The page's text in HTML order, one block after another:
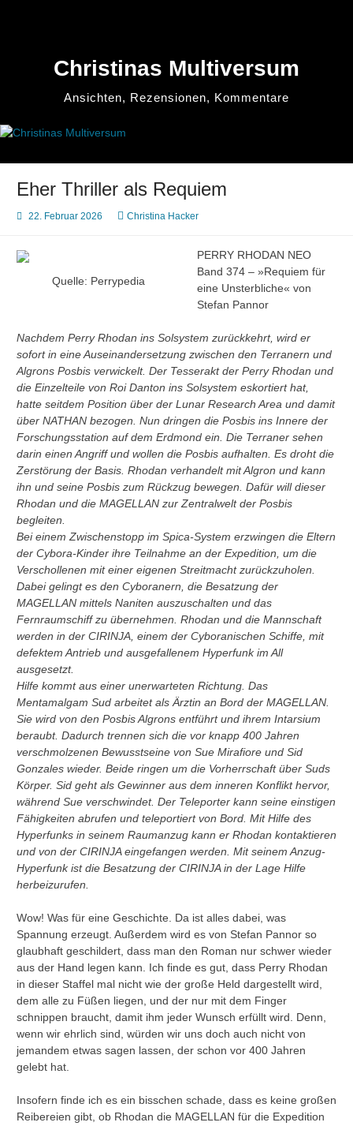
Christinas Multiversum
Ansichten, Rezensionen, Kommentare
Eher Thriller als Requiem
22. Februar 2026 Christina Hacker
Quelle: Perrypedia
PERRY RHODAN NEO
Band 374 – »Requiem für
eine Unsterbliche« von
Stefan Pannor
Nachdem Perry Rhodan ins Solsystem zurückkehrt, wird er
sofort in eine Auseinandersetzung zwischen den Terranern und
Algrons Posbis verwickelt. Der Tesserakt der Perry Rhodan und
die Einzelteile von Roi Danton ins Solsystem eskortiert hat,
hatte seitdem Position über der Lunar Research Area und damit
über NATHAN bezogen. Nun dringen die Posbis ins Innere der
Forschungsstation auf dem Erdmond ein. Die Terraner sehen
darin einen Angriff und wollen die Posbis aufhalten. Es droht die
Zerstörung der Basis. Rhodan verhandelt mit Algron und kann
ihn und seine Posbis zum Rückzug bewegen. Dafür will dieser
Rhodan und die MAGELLAN zur Zentralwelt der Posbis
begleiten.
Bei einem Zwischenstopp im Spica-System erzwingen die Eltern
der Cybora-Kinder ihre Teilnahme an der Expedition, um die
Verschollenen mit einer eigenen Streitmacht zurückzuholen.
Dabei gelingt es den Cyboranern, die Besatzung der
MAGELLAN mittels Naniten auszuschalten und das
Fernraumschiff zu übernehmen. Rhodan und die Mannschaft
werden in der CIRINJA, einem der Cyboranischen Schiffe, mit
defektem Antrieb und ausgefallenem Hyperfunk im All
ausgesetzt.
Hilfe kommt aus einer unerwarteten Richtung. Das
Mentamalgam Sud arbeitet als Ärztin an Bord der MAGELLAN.
Sie wird von den Posbis Algrons entführt und ihrem Intarsium
beraubt. Dadurch trennen sich die vor knapp 400 Jahren
verschmolzenen Bewusstseine von Sue Mirafiore und Sid
Gonzales wieder. Beide ringen um die Vorherrschaft über Suds
Körper. Sid geht als Gewinner aus dem inneren Konflikt hervor,
während Sue verschwindet. Der Teleporter kann seine einstigen
Fähigkeiten abrufen und teleportiert von Bord. Mit Hilfe des
Hyperfunks in seinem Raumanzug kann er Rhodan kontaktieren
und von der CIRINJA eingefangen werden. Mit seinem Anzug-
Hyperfunk ist die Besatzung der CIRINJA in der Lage Hilfe
herbeizurufen.
Wow! Was für eine Geschichte. Da ist alles dabei, was
Spannung erzeugt. Außerdem wird es von Stefan Pannor so
glaubhaft geschildert, dass man den Roman nur schwer wieder
aus der Hand legen kann. Ich finde es gut, dass Perry Rhodan
in dieser Staffel mal nicht wie der große Held dargestellt wird,
dem alle zu Füßen liegen, und der nur mit dem Finger
schnippen braucht, damit ihm jeder Wunsch erfüllt wird. Denn,
wenn wir ehrlich sind, würden wir uns doch auch nicht von
jemandem etwas sagen lassen, der schon vor 400 Jahren
gelebt hat.
Insofern finde ich es ein bisschen schade, dass es keine großen
Reibereien gibt, ob Rhodan die MAGELLAN für die Expedition